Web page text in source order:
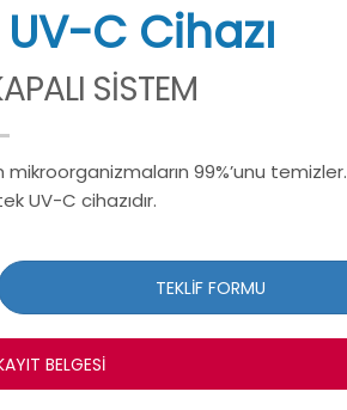
C Cihazı
SİSTEM
99%’unu temizler.
UV-C cihazıdır.
TEKLİF FORMU
BELGESİ